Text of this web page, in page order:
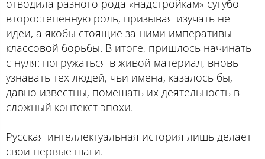
отводила разного рода «надстройкам» сугубо
второстепенную роль, призывая изучать не
идеи, а якобы стоящие за ними императивы
классовой борьбы. В итоге, пришлось начинать
с нуля: погружаться в живой материал, вновь
узнавать тех людей, чьи имена, казалось бы,
давно известны, помещать их деятельность в
сложный контекст эпохи.
Русская интеллектуальная история лишь делает
свои первые шаги.